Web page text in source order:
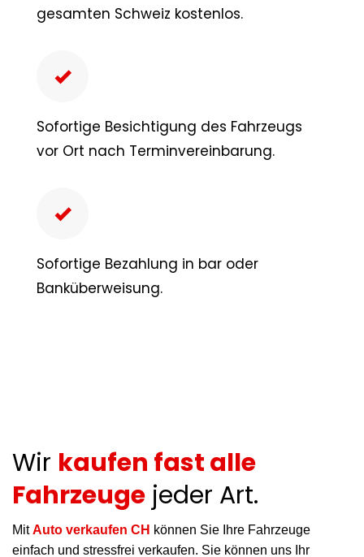
gesamten Schweiz kostenlos.
Sofortige Besichtigung des Fahrzeugs
vor Ort nach Terminvereinbarung.
Sofortige Bezahlung in bar oder
Banküberweisung.
Wir kaufen fast alle
Fahrzeuge jeder Art.
MitAuto verkaufen CH können Sie Ihre Fahrzeuge
einfach und stressfrei verkaufen. Sie können uns Ihr